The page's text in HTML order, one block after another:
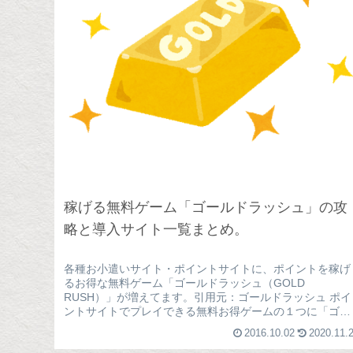
稼げる無料ゲーム「ゴールドラッシュ」の攻
略と導入サイト一覧まとめ。
各種お小遣いサイト・ポイントサイトに、ポイントを稼げ
るお得な無料ゲーム「ゴールドラッシュ（GOLD
RUSH）」が増えてます。引用元：ゴールドラッシュ ポイ
ントサイトでプレイできる無料お得ゲームの１つに「ゴー
ルドラッシュ」があります。金鉱を...
2016.10.02